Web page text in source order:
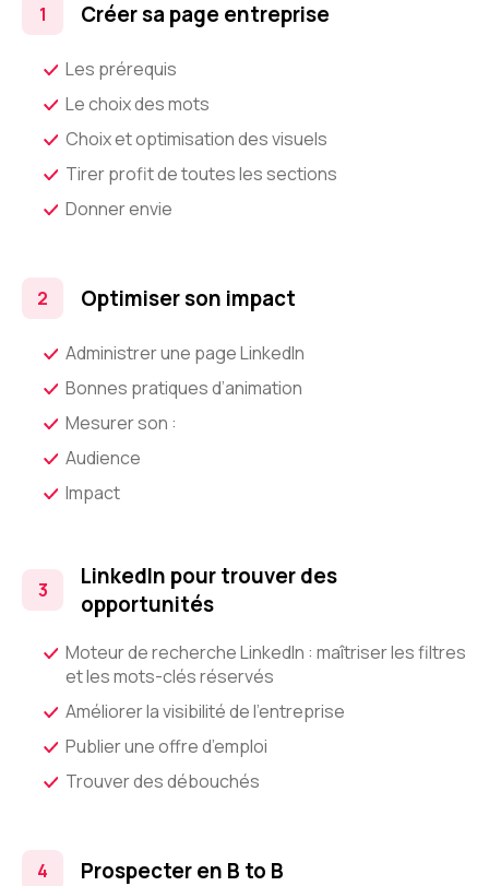
Créer sa page entreprise
Les prérequis
Le choix des mots
Choix et optimisation des visuels
Tirer profit de toutes les sections
Donner envie
Optimiser son impact
Administrer une page LinkedIn
Bonnes pratiques d’animation
Mesurer son :
Audience
Impact
LinkedIn pour trouver des
opportunités
Moteur de recherche LinkedIn : maîtriser les filtres
et les mots-clés réservés
Améliorer la visibilité de l’entreprise
Publier une offre d’emploi
Trouver des débouchés
Prospecter en B to B